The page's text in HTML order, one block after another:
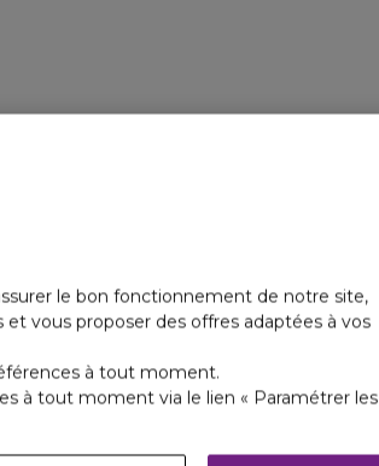
le bon fonctionnement de notre site,
vous proposer des offres adaptées à vos
à tout moment.
à tout moment via le lien « Paramétrer les